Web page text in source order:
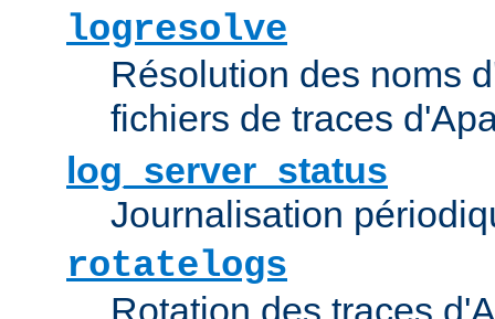
logresolve
Résolution des noms
fichiers de traces
log_server_status
Journalisation
rotatelogs
Rotation des traces